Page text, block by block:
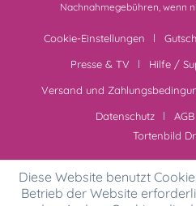
Nachnahmegebühren, wenn
Cookie-Einstellungen
Presse & TV
Hilfe /
Versand und
Datenschutz
AGB
Tortenbild
Diese Website benutzt
Betrieb der Website